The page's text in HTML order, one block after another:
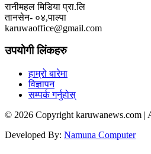
रानीमहल मिडिया प्रा.लि
तानसेन- ०४,पाल्पा
karuwaoffice@gmail.com
उपयोगी लिंकहरु
हाम्रो बारेमा
विज्ञापन
सम्पर्क गर्नुहोस्
© 2026 Copyright karuwanews.com |
Developed By: Namuna Computer